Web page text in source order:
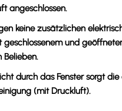
angeschlossen.
keine zusätzlichen
geschlossenem und
durch das Fenster sorgt die
(mit Druckluft).